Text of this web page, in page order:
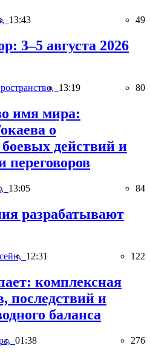
13:43 49
3–5 августа 2026
13:19 80
имя мира:
о
действий и
переговоров
13:05 84
разрабатывают
12:31 122
комплексная
последствий и
баланса
01:38 276